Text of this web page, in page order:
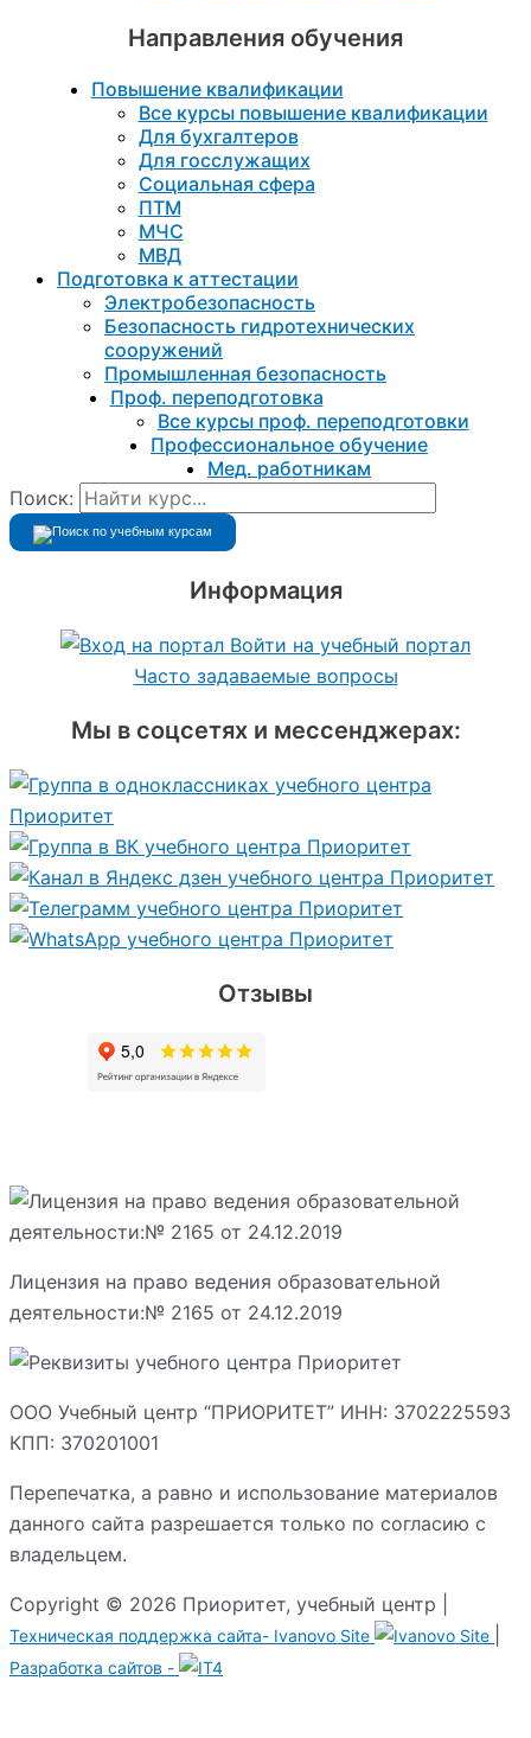
Направления обучения
Повышение квалификации
Все курсы повышение квалификации
Для бухгалтеров
Для госслужащих
Социальная сфера
ПТМ
МЧС
МВД
Подготовка к aттестации
Электробезопасность
Безопасность гидротехнических
сооружений
Промышленная безопасность
Проф. переподготовка
Все курсы проф. переподготовки
Профессиональное обучение
Мед. работникам
Поиск:
Информация
Войти на учебный портал
Часто задаваемые вопросы
Мы в соцсетях и мессенджерах:
Отзывы
Лицензия на право ведения образовательной
деятельности:№ 2165 от 24.12.2019
ООО Учебный центр “ПРИОРИТЕТ” ИНН: 3702225593
КПП: 370201001
Перепечатка, а равно и использование материалов
данного сайта разрешается только по согласию с
владельцем.
Copyright © 2026 Приоритет, учебный центр |
Техническая поддержка сайта- Ivanovo Site
Разработка сайтов -